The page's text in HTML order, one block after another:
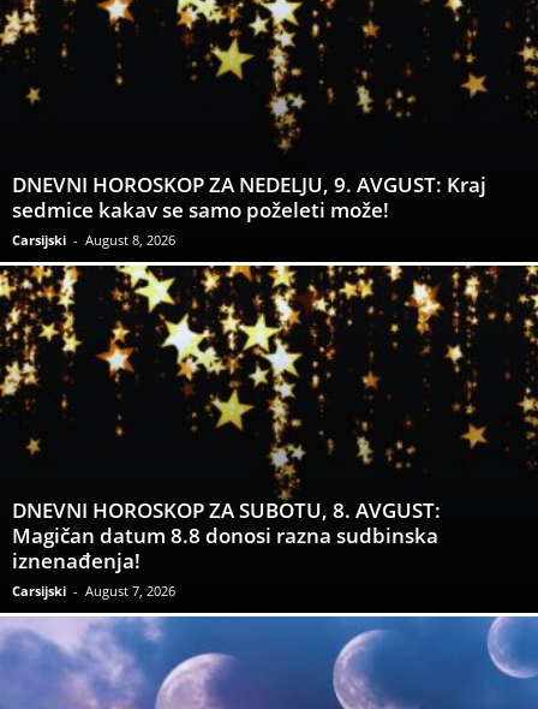
DNEVNI HOROSKOP ZA NEDELJU, 9. AVGUST: Kraj
sedmice kakav se samo poželeti može!
Carsijski - August 8, 2026
DNEVNI HOROSKOP ZA SUBOTU, 8. AVGUST:
Magičan datum 8.8 donosi razna sudbinska
iznenađenja!
Carsijski - August 7, 2026